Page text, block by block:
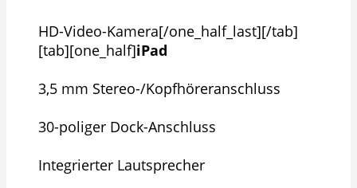
HD-Video-Kamera[/one_half_last][/tab]
[tab][one_half]iPad
3,5 mm Stereo-/Kopfhöreranschluss
30-poliger Dock-Anschluss
Integrierter Lautsprecher